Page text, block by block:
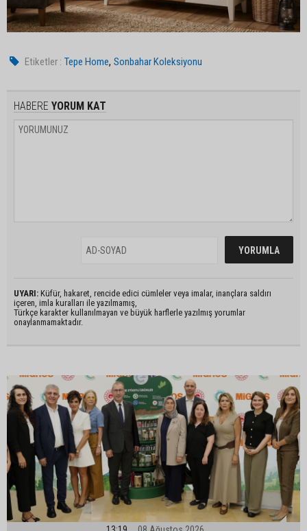
Etiketler : Tepe Home,Sonbahar Koleksiyonu
HABERE YORUM KAT
UYARI: Küfür, hakaret, rencide edici cümleler veya imalar, inançlara saldırı
içeren, imla kuralları ile yazılmamış,
Türkçe karakter kullanılmayan ve büyük harflerle yazılmış yorumlar
onaylanmamaktadır.